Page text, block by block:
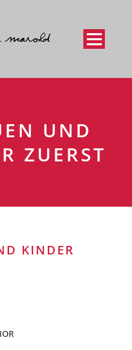
UND
ZUERST
KINDER